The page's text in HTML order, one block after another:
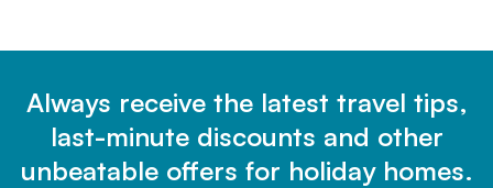
Always receive the latest travel tips,
last-minute discounts and other
unbeatable offers for holiday homes.